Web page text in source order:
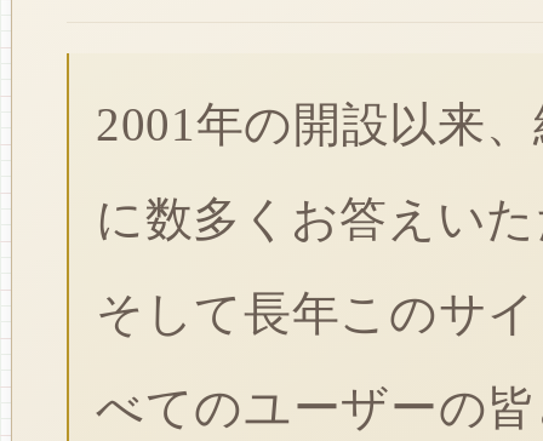
2001年の開設以来
に数多くお答えい
そして長年このサ
べてのユーザーの